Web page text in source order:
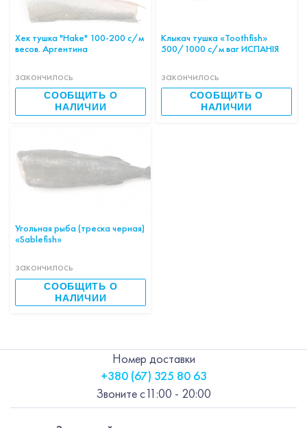
Хек тушка "Hake" 100-200 с/м
весов. Аргентина
закончилось
СООБЩИТЬ О
НАЛИЧИИ
Клыкач тушка «Toothfish»
500/1000 с/м ваг ИСПАНІЯ
закончилось
СООБЩИТЬ О
НАЛИЧИИ
Угольная рыба (треска черная)
«Sablefish»
закончилось
СООБЩИТЬ О
НАЛИЧИИ
Номер доставки
+380 (67) 325 80 63
Звоните с11:00 - 20:00